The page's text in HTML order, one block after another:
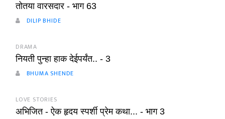
तोतया वारसदार - भाग 63
DILIP BHIDE
DRAMA
नियती पुन्हा हाक देईपर्यंत.. - 3
BHUMA SHENDE
LOVE STORIES
अभिजित - ऐक हृदय स्पर्शी प्रेम कथा... - भाग 3